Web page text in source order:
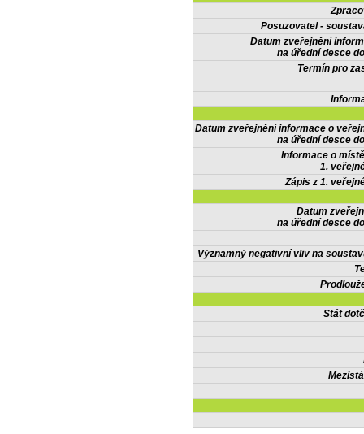
Posuzovatel -
Datum zveřejnění
na úřední desce
Termín pro
Datum zveřejnění informace o
na úřední desce
Informace o
1.
Zápis z 1.
Datum
na úřední desce
Významný negativní vliv na
Stát